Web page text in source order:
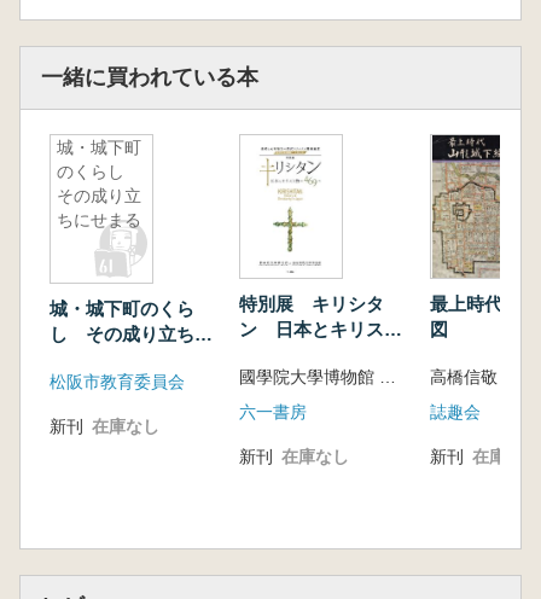
一緒に買われている本
城・城下町
のくらし
その成り立
ちにせまる
城・城下町のくら
し その成り立ちに
松阪市教育委員会
新刊 在庫なし
特別展 キリシタ
ン 日本とキリスト
國學院大學博物館 西南学院大学博物館 編
六一書房
新刊 在庫なし
最上時代山
図
高橋信敬 著
誌趣会
新刊 在庫なし